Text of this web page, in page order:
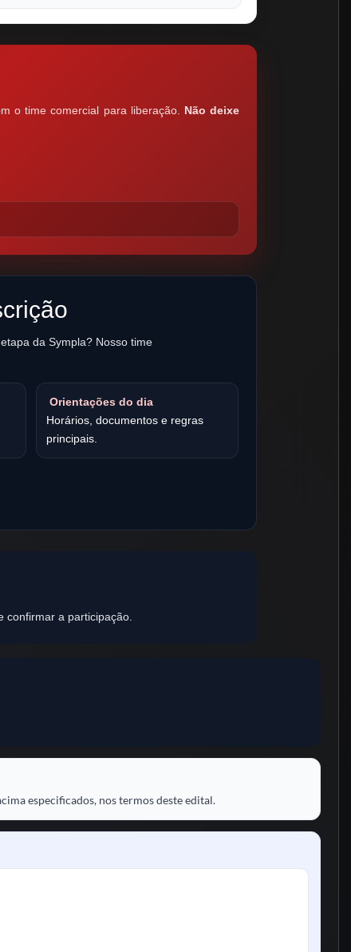
o time comercial para liberação. Não deixe
da Sympla? Nosso time
Orientações do dia
Horários, documentos e regras
principais.
confirmar a participação.
especificados, nos termos deste edital.